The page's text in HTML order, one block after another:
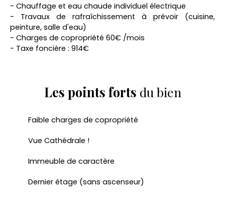
- Chauffage et eau chaude individuel électrique
- Travaux de rafraîchissement à prévoir (cuisine,
peinture, salle d'eau)
- Charges de copropriété 60€ /mois
- Taxe foncière : 914€
Les points forts du bien
Faible charges de copropriété
Vue Cathédrale !
Immeuble de caractère
Dernier étage (sans ascenseur)